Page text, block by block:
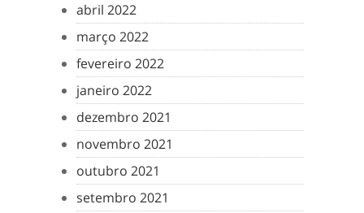
abril 2022
março 2022
fevereiro 2022
janeiro 2022
dezembro 2021
novembro 2021
outubro 2021
setembro 2021